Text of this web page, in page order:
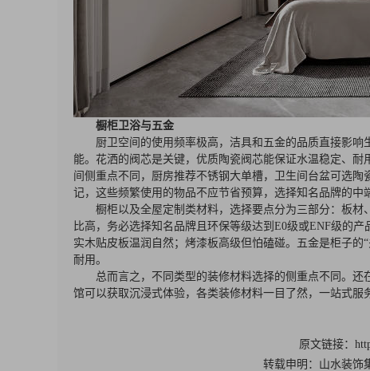
橱柜卫浴与五金
厨卫空间的使用频率极高，洁具和五金的品质直接影
能。花洒的阀芯是关键，优质陶瓷阀芯能保证水温稳定、
间侧重点不同，厨房推荐不锈钢大单槽，卫生间台盆可选
记，这些频繁使用的物品不应节省预算，选择知名品牌的中
橱柜以及全屋定制类材料，选择要点分为三部分：板
比高，务必选择知名品牌且环保等级达到E0级或ENF级的
实木贴皮板温润自然；烤漆板高级但怕磕碰。五金是柜子
耐用。
总而言之，不同类型的装修材料选择的侧重点不同。
馆可以获取沉浸式体验，各类装修材料一目了然，一站式服
原文链接：
转载申明：山水装饰